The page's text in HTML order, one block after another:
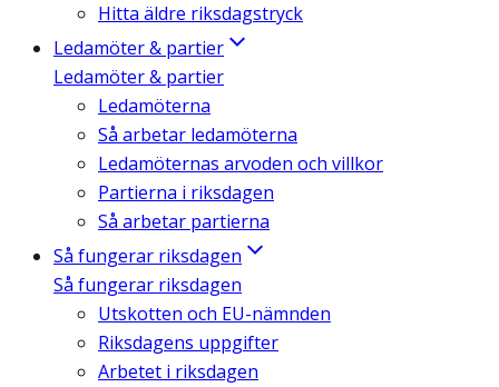
Hitta äldre riksdagstryck
Ledamöter & partier
Ledamöter & partier
Ledamöterna
Så arbetar ledamöterna
Ledamöternas arvoden och villkor
Partierna i riksdagen
Så arbetar partierna
Så fungerar riksdagen
Så fungerar riksdagen
Utskotten och EU-nämnden
Riksdagens uppgifter
Arbetet i riksdagen